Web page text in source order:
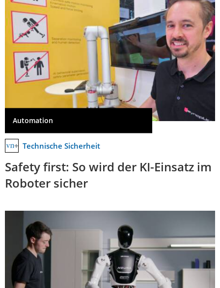
Automation
Technische Sicherheit
Safety first: So wird der KI-Einsatz im
Roboter sicher